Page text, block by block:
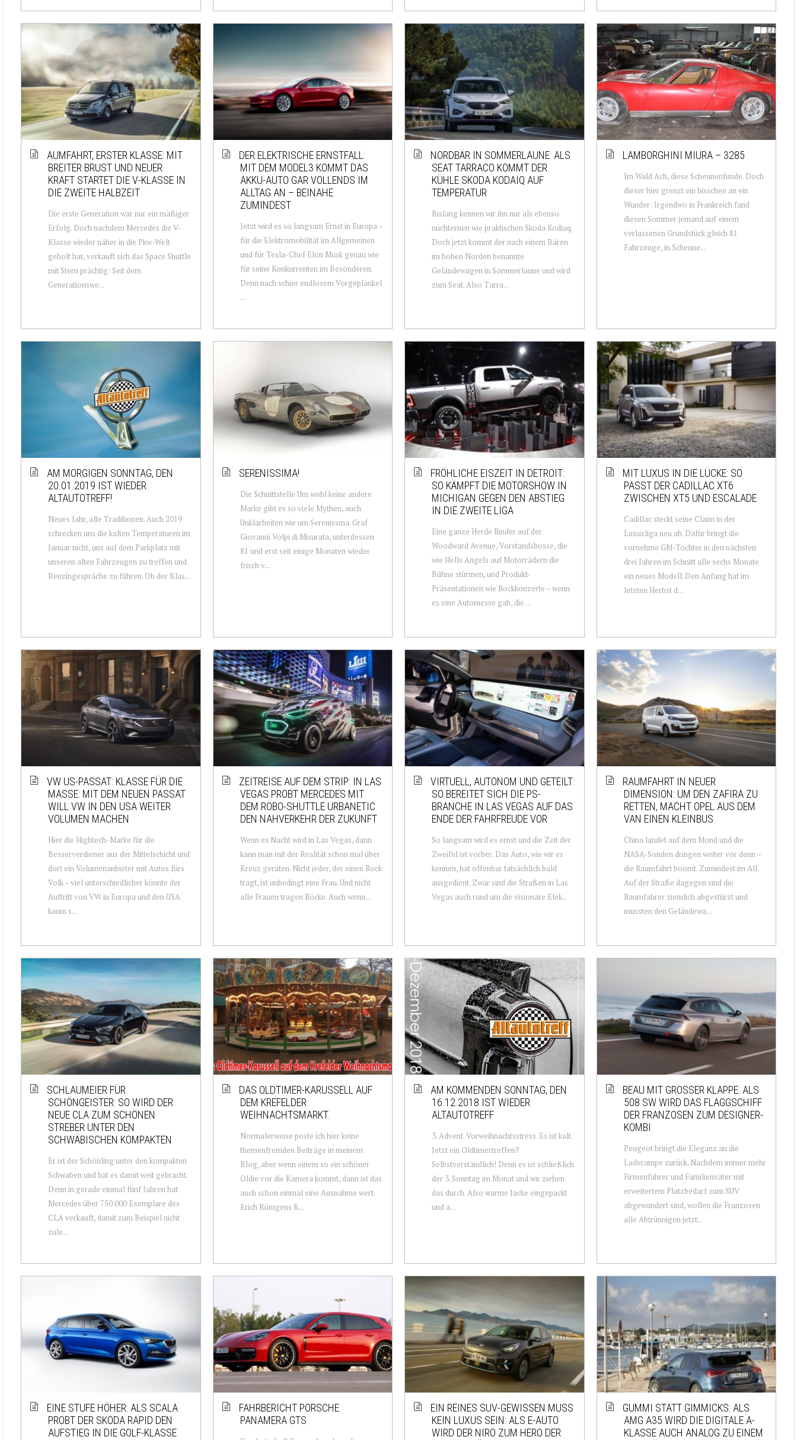
AUMFAHRT, ERSTER KLASSE: MIT
BREITER BRUST UND NEUER
KRAFT STARTET DIE V-KLASSE IN
DIE ZWEITE HALBZEIT
Die erste Generation war nur ein mäßiger
Erfolg. Doch nachdem Mercedes die V-
Klasse wieder näher in die Pkw-Welt
geholt hat, verkauft sich das Space Shuttle
mit Stern prächtig: Seit dem
Generationswe...
DER ELEKTRISCHE ERNSTFALL:
MIT DEM MODEL3 KOMMT DAS
AKKU-AUTO GAR VOLLENDS IM
ALLTAG AN – BEINAHE
ZUMINDEST
Jetzt wird es so langsam Ernst in Europa –
für die Elektromobilität im Allgemeinen
und für Tesla-Chef Elon Musk genau wie
für seine Konkurrenten im Besonderen.
Denn nach schier endlosem Vorgeplänkel
...
NORDBÄR IN SOMMERLAUNE: ALS
SEAT TARRACO KOMMT DER
KÜHLE SKODA KODAIQ AUF
TEMPERATUR
Bislang kennen wir ihn nur als ebenso
nüchternen wie praktischen Skoda Kodiaq.
Doch jetzt kommt der nach einem Bären
im hohen Norden benannte
Geländewagen in Sommerlaune und wird
zum Seat. Also Tarra...
LAMBORGHINI MIURA – 3285
Im Wald Ach, diese Scheunenfunde. Doch
dieser hier grenzt ein bisschen an ein
Wunder: Irgendwo in Frankreich fand
diesen Sommer jemand auf einem
verlassenen Grundstück gleich 81
Fahrzeuge, in Scheune...
AM MORGIGEN SONNTAG, DEN
20.01.2019 IST WIEDER
ALTAUTOTREFF!
Neues Jahr, alte Traditionen. Auch 2019
schrecken uns die kalten Temperaturen im
Januar nicht, uns auf dem Parkplatz mit
unseren alten Fahrzeugen zu treffen und
Benzingespräche zu führen. Ob der Klas...
SERENISSIMA!
Die Schnittstelle Um wohl keine andere
Marke gibt es so viele Mythen, auch
Unklarheiten wie um Serenissma. Graf
Giovanni Volpi di Misurata, unterdessen
81 und erst seit einige Monaten wieder
frisch v...
FRÖHLICHE EISZEIT IN DETROIT:
SO KÄMPFT DIE MOTORSHOW IN
MICHIGAN GEGEN DEN ABSTIEG
IN DIE ZWEITE LIGA
Eine ganze Herde Rinder auf der
Woodward Avenue, Vorstandsbosse, die
wie Hells Angels auf Motorrädern die
Bühne stürmen, und Produkt-
Präsentationen wie Rockkonzerte – wenn
es eine Automesse gab, die ...
MIT LUXUS IN DIE LÜCKE: SO
PASST DER CADILLAC XT6
ZWISCHEN XT5 UND ESCALADE
Cadillac steckt seine Claim in der
Luxusliga neu ab. Dafür bringt die
vornehme GM-Tochter in den nächsten
drei Jahren im Schnitt alle sechs Monate
ein neues Modell. Den Anfang hat im
letzten Herbst d...
VW US-PASSAT: KLASSE FÜR DIE
MASSE: MIT DEM NEUEN PASSAT
WILL VW IN DEN USA WEITER
VOLUMEN MACHEN
Hier die Hightech-Marke für die
Besserverdiener aus der Mittelschicht und
dort ein Volumenanbieter mit Autos fürs
Volk – viel unterschiedlicher könnte der
Auftritt von VW in Europa und den USA
kaum s...
ZEITREISE AUF DEM STRIP: IN LAS
VEGAS PROBT MERCEDES MIT
DEM ROBO-SHUTTLE URBANETIC
DEN NAHVERKEHR DER ZUKUNFT
Wenn es Nacht wird in Las Vegas, dann
kann man mit der Realität schon mal über
Kreuz geraten. Nicht jeder, der einen Rock
trägt, ist unbedingt eine Frau. Und nicht
alle Frauen tragen Röcke. Auch wenn...
VIRTUELL, AUTONOM UND GETEILT:
SO BEREITET SICH DIE PS-
BRANCHE IN LAS VEGAS AUF DAS
ENDE DER FAHRFREUDE VOR
So langsam wird es ernst und die Zeit der
Zweifel ist vorbei: Das Auto, wie wir es
kennen, hat offenbar tatsächlich bald
ausgedient. Zwar sind die Straßen in Las
Vegas auch rund um die visionäre Elek...
RAUMFAHRT IN NEUER
DIMENSION: UM DEN ZAFIRA ZU
RETTEN, MACHT OPEL AUS DEM
VAN EINEN KLEINBUS
China landet auf dem Mond und die
NASA-Sonden dringen weiter vor denn –
die Raumfahrt boomt. Zumindest im All.
Auf der Straße dagegen sind die
Raumfahrer ziemlich abgestürzt und
mussten den Geländewa...
SCHLAUMEIER FÜR
SCHÖNGEISTER: SO WIRD DER
NEUE CLA ZUM SCHÖNEN
STREBER UNTER DEN
SCHWÄBISCHEN KOMPAKTEN
Er ist der Schönling unter den kompakten
Schwaben und hat es damit weit gebracht.
Denn in gerade einmal fünf Jahren hat
Mercedes über 750 000 Exemplare des
CLA verkauft, damit zum Beispiel nicht
zule...
DAS OLDTIMER-KARUSSELL AUF
DEM KREFELDER
WEIHNACHTSMARKT.
Normalerweise poste ich hier keine
themenfremden Beiträge in meinem
Blog, aber wenn einem so ein schöner
Oldie vor die Kamera kommt, dann ist das
auch schon einmal eine Ausnahme wert.
Erich Römgens K...
AM KOMMENDEN SONNTAG, DEN
16.12.2018 IST WIEDER
ALTAUTOTREFF
3. Advent. Vorweihnachtsstress. Es ist kalt.
Jetzt ein Oldtimertreffen?
Selbstverständlich! Denn es ist schließlich
der 3. Sonntag im Monat und wir ziehen
das durch. Also warme Jacke eingepackt
und a...
BEAU MIT GROSSER KLAPPE: ALS 5
08 SW WIRD DAS FLAGGSCHIFF D
ER FRANZOSEN ZUM DESIGNER-K
OMBI
Peugeot bringt die Eleganz an die
Laderampe zurück. Nachdem immer mehr
Firmenfahrer und Familienväter mit
erweitertem Platzbedarf zum SUV
abgewandert sind, wollen die Franzosen
alle Abtrünnigen jetzt...
EINE STUFE HÖHER: ALS SCALA
PROBT DER SKODA RAPID DEN
AUFSTIEG IN DIE GOLF-KLASSE
FAHRBERICHT PORSCHE
PANAMERA GTS
EIN REINES SUV-GEWISSEN MUSS
KEIN LUXUS SEIN: ALS E-AUTO
WIRD DER NIRO ZUM HERO DER
GUMMI STATT GIMMICKS: ALS
AMG A35 WIRD DIE DIGITALE A-
KLASSE AUCH ANALOG ZU EINEM